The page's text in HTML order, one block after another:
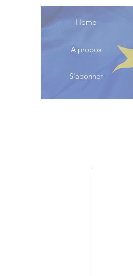
Home
A propos
S'abonner